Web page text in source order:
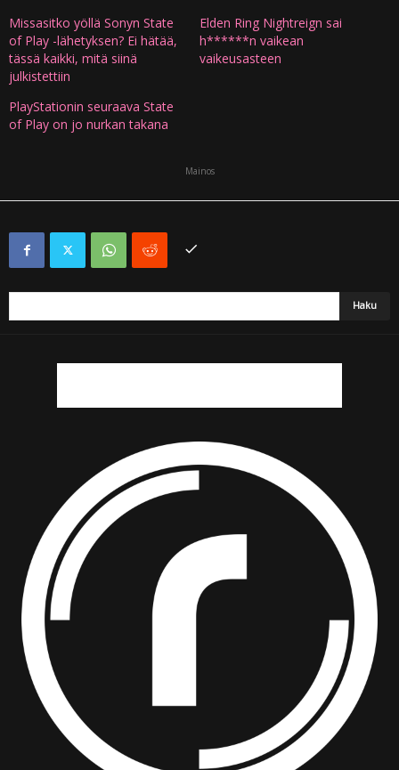
Missasitko yöllä Sonyn State
of Play -lähetyksen? Ei hätää,
tässä kaikki, mitä siinä
julkistettiin
Elden Ring Nightreign sai
h******n vaikean
vaikeusasteen
PlayStationin seuraava State
of Play on jo nurkan takana
Mainos